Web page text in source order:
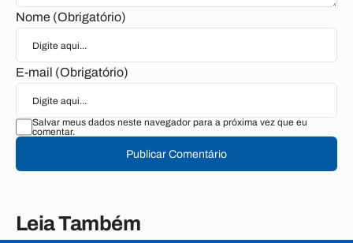
Nome (Obrigatório)
E-mail (Obrigatório)
Salvar meus dados neste navegador para a próxima vez que eu
comentar.
Publicar Comentário
Leia Também